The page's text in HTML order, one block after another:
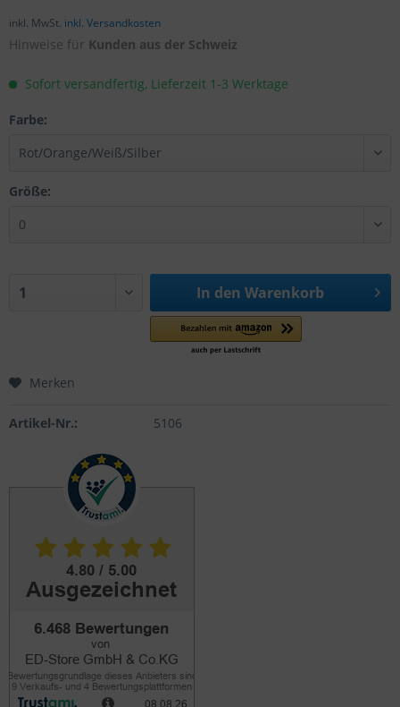
inkl. MwSt. inkl. Versandkosten
Hinweise für Kunden aus der Schweiz
Sofort versandfertig, Lieferzeit 1-3 Werktage
Farbe:
Größe:
In den Warenkorb
Merken
Artikel-Nr.: 5106